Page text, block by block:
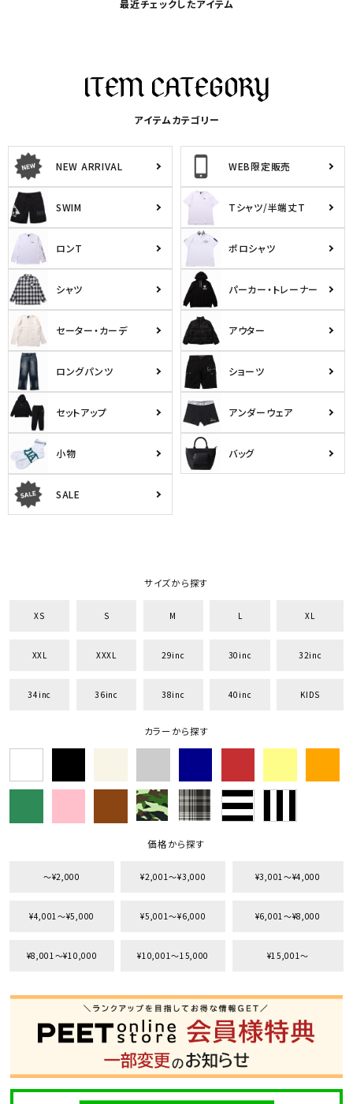
最近チェックしたアイテム
アイテムカテゴリー
NEW ARRIVAL WEB限定販売
SWIM Tシャツ/半端丈T
ロンT ポロシャツ
シャツ パーカー・トレーナー
セーター・カーデ アウター
ロングパンツ ショーツ
セットアップ アンダーウェア
小物 バッグ
SALE
サイズから探す
XS S M L XL
XXL XXXL 29inc 30inc 32inc
34inc 36inc 38inc 40inc KIDS
カラーから探す
価格から探す
〜¥2,000 ¥2,001〜¥3,000 ¥3,001〜¥4,000
¥4,001〜¥5,000 ¥5,001〜¥6,000 ¥6,001〜¥8,000
¥8,001〜¥10,000 ¥10,001〜15,000 ¥15,001〜